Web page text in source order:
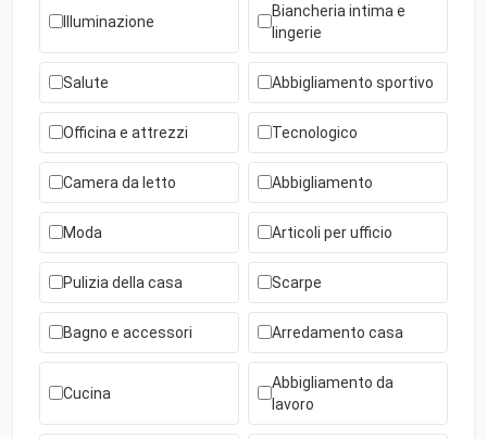
Illuminazione
Biancheria intima e
lingerie
Salute Abbigliamento sportivo
Officina e attrezzi Tecnologico
Camera da letto Abbigliamento
Moda Articoli per ufficio
Pulizia della casa Scarpe
Bagno e accessori Arredamento casa
Cucina
Abbigliamento da
lavoro